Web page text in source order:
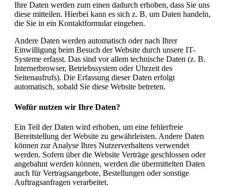
Ihre Daten werden zum einen dadurch erhoben, dass Sie uns
diese mitteilen. Hierbei kann es sich z. B. um Daten handeln,
die Sie in ein Kontaktformular eingeben.
Andere Daten werden automatisch oder nach Ihrer
Einwilligung beim Besuch der Website durch unsere IT-
Systeme erfasst. Das sind vor allem technische Daten (z. B.
Internetbrowser, Betriebssystem oder Uhrzeit des
Seitenaufrufs). Die Erfassung dieser Daten erfolgt
automatisch, sobald Sie diese Website betreten.
Wofür nutzen wir Ihre Daten?
Ein Teil der Daten wird erhoben, um eine fehlerfreie
Bereitstellung der Website zu gewährleisten. Andere Daten
können zur Analyse Ihres Nutzerverhaltens verwendet
werden. Sofern über die Website Verträge geschlossen oder
angebahnt werden können, werden die übermittelten Daten
auch für Vertragsangebote, Bestellungen oder sonstige
Auftragsanfragen verarbeitet.